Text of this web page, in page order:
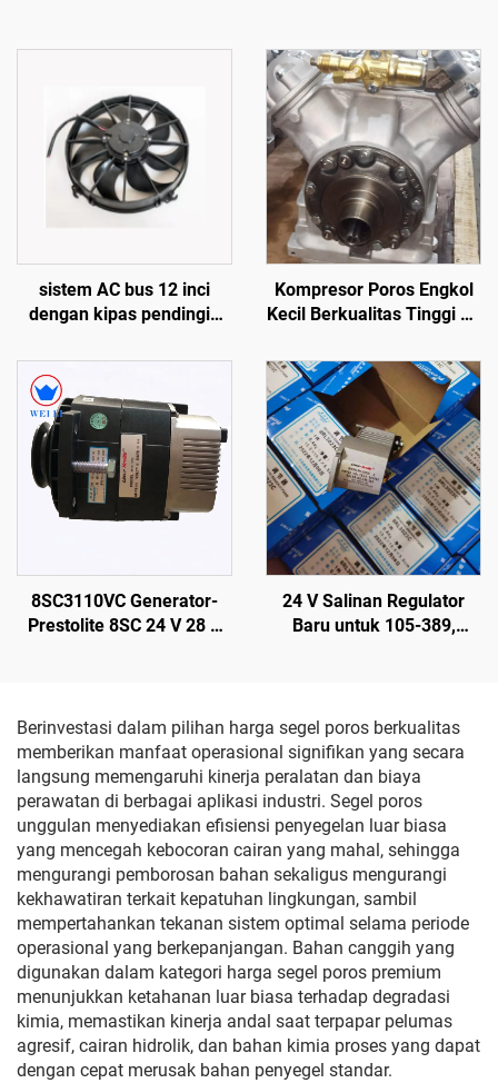
sistem AC bus 12 inci
dengan kipas pendingin
berjumlah 7
Kompresor Poros Engkol
Kecil Berkualitas Tinggi 24
Kapasitas Variabel, Suku
Cadang Thermo King Bus
Carrier Transicold
8SC3110VC Generator-
Prestolite 8SC 24 V 28 V
24 V Salinan Regulator
Baru untuk 105-389,
Berinvestasi dalam pilihan harga segel poros berkualitas
memberikan manfaat operasional signifikan yang secara
langsung memengaruhi kinerja peralatan dan biaya
perawatan di berbagai aplikasi industri. Segel poros
unggulan menyediakan efisiensi penyegelan luar biasa
yang mencegah kebocoran cairan yang mahal, sehingga
mengurangi pemborosan bahan sekaligus mengurangi
kekhawatiran terkait kepatuhan lingkungan, sambil
mempertahankan tekanan sistem optimal selama periode
operasional yang berkepanjangan. Bahan canggih yang
digunakan dalam kategori harga segel poros premium
menunjukkan ketahanan luar biasa terhadap degradasi
kimia, memastikan kinerja andal saat terpapar pelumas
agresif, cairan hidrolik, dan bahan kimia proses yang dapat
dengan cepat merusak bahan penyegel standar.